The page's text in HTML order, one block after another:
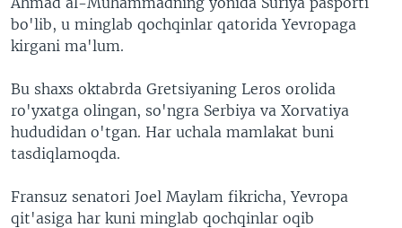
bo'lib, u minglab qochqinlar qatorida Yevropaga
kirgani ma'lum.
Bu shaxs oktabrda Gretsiyaning Leros orolida
ro'yxatga olingan, so'ngra Serbiya va Xorvatiya
hududidan o'tgan. Har uchala mamlakat buni
tasdiqlamoqda.
Fransuz senatori Joel Maylam fikricha, Yevropa
qit'asiga har kuni minglab qochqinlar oqib